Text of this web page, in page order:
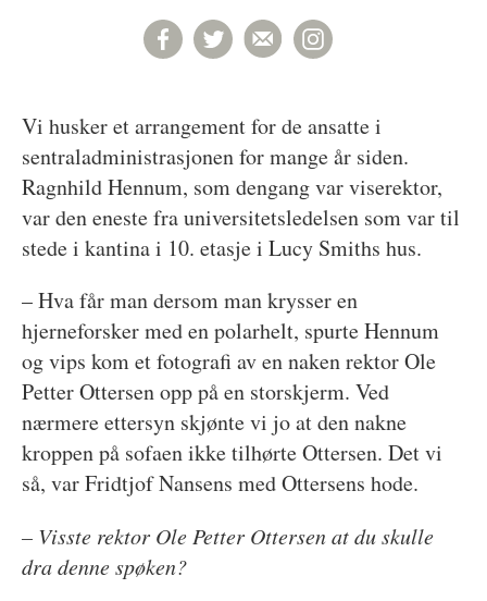
Vi husker et arrangement for de ansatte i
sentraladministrasjonen for mange år siden.
Ragnhild Hennum, som dengang var viserektor,
var den eneste fra universitetsledelsen som var til
stede i kantina i 10. etasje i Lucy Smiths hus.
– Hva får man dersom man krysser en
hjerneforsker med en polarhelt, spurte Hennum
og vips kom et fotografi av en naken rektor Ole
Petter Ottersen opp på en storskjerm. Ved
nærmere ettersyn skjønte vi jo at den nakne
kroppen på sofaen ikke tilhørte Ottersen. Det vi
så, var Fridtjof Nansens med Ottersens hode.
– Visste rektor Ole Petter Ottersen at du skulle
dra denne spøken?